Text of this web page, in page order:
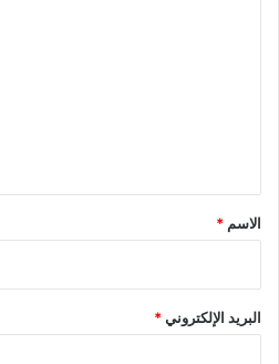
*
الاسم *
البريد الإلكتروني*